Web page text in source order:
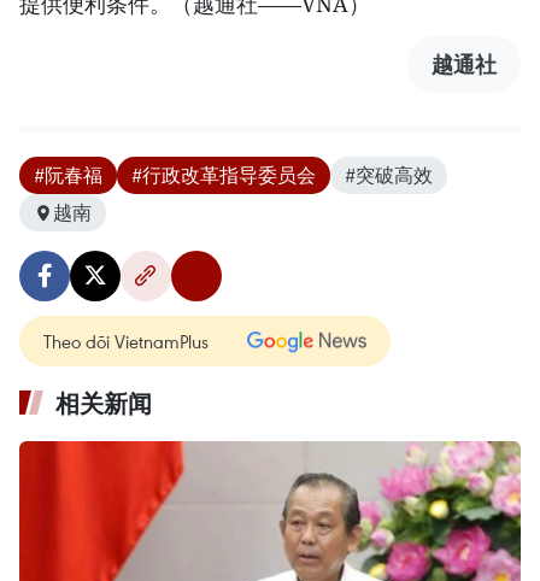
越通社
#阮春福 #行政改革指导委员会
#突破高效
越南
Theo dõi VietnamPlus
相关新闻